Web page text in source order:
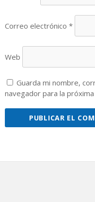
Correo electrónico *
Web
Guarda mi nombre,
navegador para la